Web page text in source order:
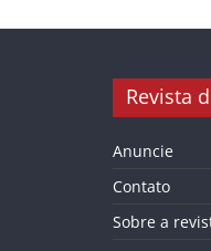
Revista
Anuncie
Contato
Sobre a